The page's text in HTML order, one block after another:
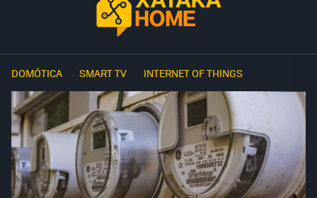
DOMÓTICA SMART TV INTERNET OF THINGS